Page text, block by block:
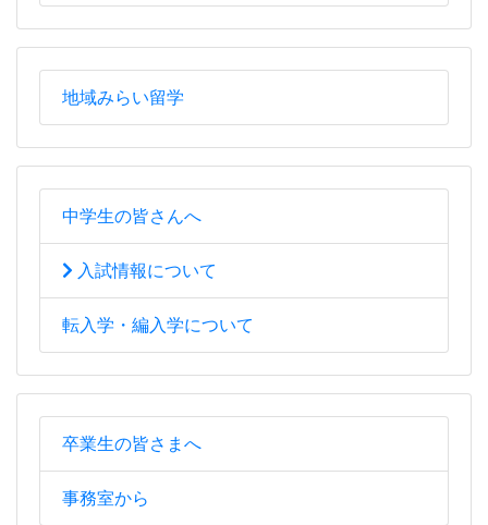
地域みらい留学
中学生の皆さんへ
入試情報について
転入学・編入学について
卒業生の皆さまへ
事務室から